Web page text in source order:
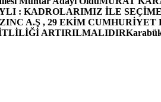
: KADROLARIMIZ İLE
A.Ş , 29 EKİM
ARTIRILMALIDIR